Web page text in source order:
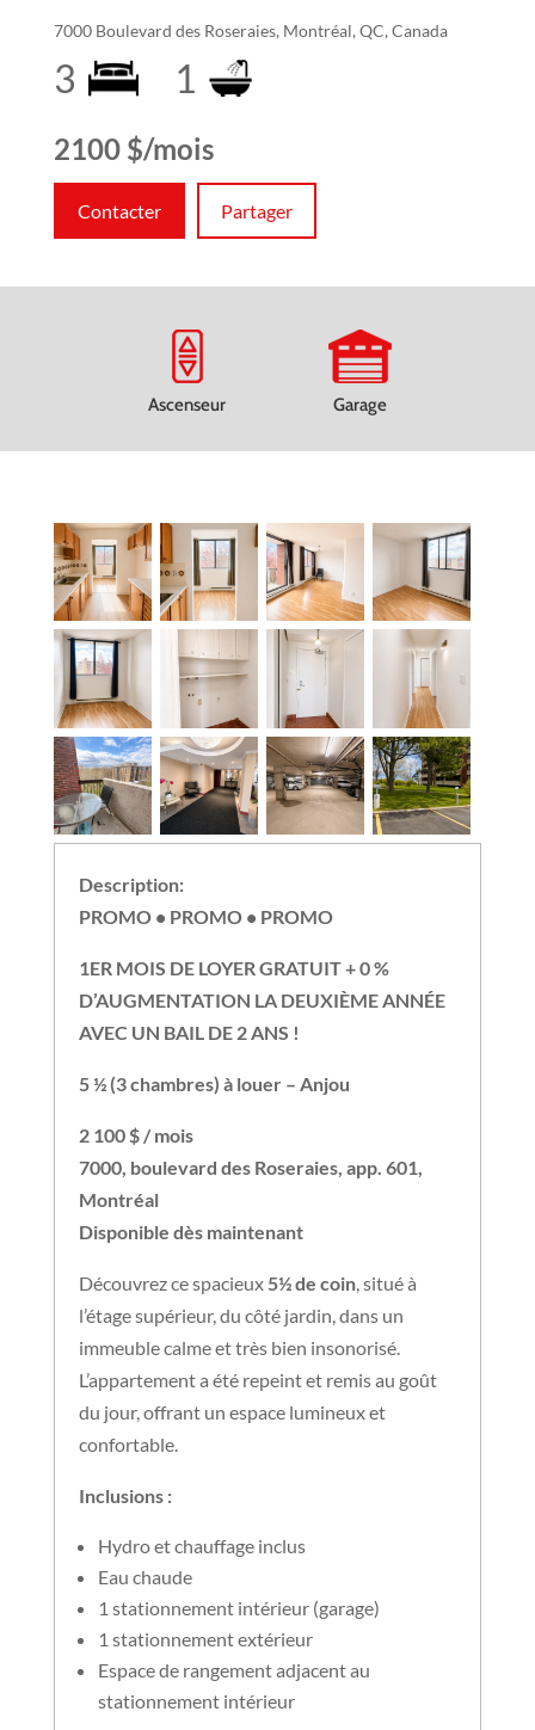
7000 Boulevard des Roseraies, Montréal, QC, Canada
3 1
2100 $/mois
Contacter Partager
Ascenseur Garage
Description:
PROMO • PROMO • PROMO
1ER MOIS DE LOYER GRATUIT + 0 %
D’AUGMENTATION LA DEUXIÈME ANNÉE
AVEC UN BAIL DE 2 ANS !
5 ½ (3 chambres) à louer – Anjou
2 100 $ / mois
7000, boulevard des Roseraies, app. 601,
Montréal
Disponible dès maintenant
Découvrez ce spacieux 5½ de coin, situé à
l’étage supérieur, du côté jardin, dans un
immeuble calme et très bien insonorisé.
L’appartement a été repeint et remis au goût
du jour, offrant un espace lumineux et
confortable.
Inclusions :
Hydro et chauffage inclus
Eau chaude
1 stationnement intérieur (garage)
1 stationnement extérieur
Espace de rangement adjacent au
stationnement intérieur